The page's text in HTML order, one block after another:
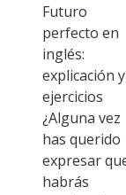
Futuro
perfecto en
inglés:
explicación y
ejercicios
¿Alguna vez
has querido
expresar
habrás